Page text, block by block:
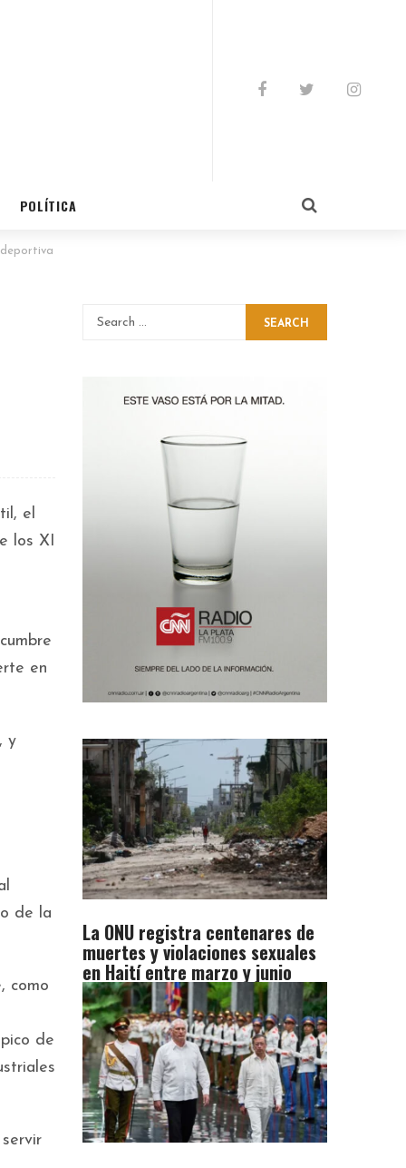
POLÍTICA
el
los XI
en
y
de la
como
de
SEARCH
La ONU registra centenares de
muertes y violaciones sexuales
en Haití entre marzo y junio